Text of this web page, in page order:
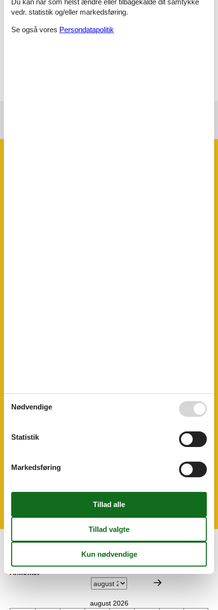
Varmt og koldt vand, Bruser
Køkkenet har v/k vand
Køleskab
Havemøbler
Ankomst
august 2026
Du kan når som helst ændre eller tilbagekalde dit samtykke
vedr. statistik og/eller markedsføring.
Se også vores Persondatapolitik
Nødvendige
Statistik
Markedsføring